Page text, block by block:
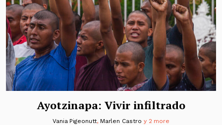
Ayotzinapa: Vivir infiltrado
Vania Pigeonutt, Marlen Castro y 2 more